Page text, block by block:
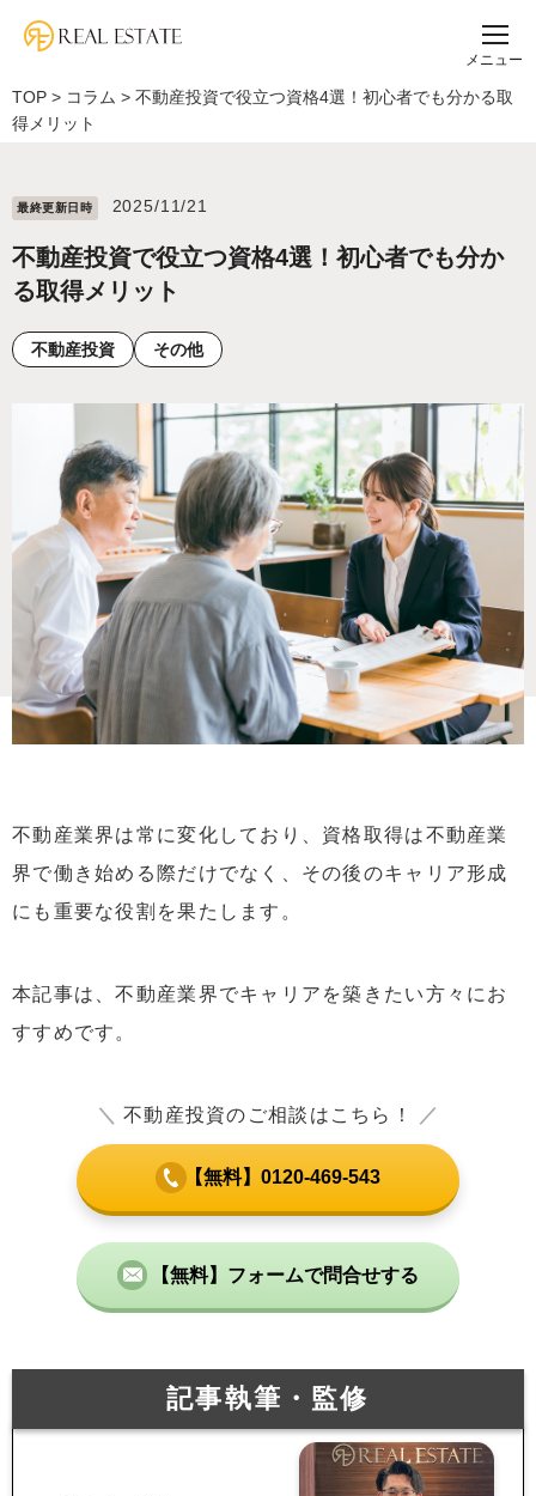
メニュー
TOP > コラム > 不動産投資で役立つ資格4選！初心者でも分かる取
得メリット
最終更新⽇時 2025/11/21
不動産投資で役立つ資格4選！初心者でも分か
る取得メリット
不動産投資 その他
不動産業界は常に変化しており、資格取得は不動産業
界で働き始める際だけでなく、その後のキャリア形成
にも重要な役割を果たします。
本記事は、不動産業界でキャリアを築きたい方々にお
すすめです。
＼ 不動産投資のご相談はこちら！ ／
【無料】0120-469-543
【無料】フォームで問合せする
記事執筆・監修